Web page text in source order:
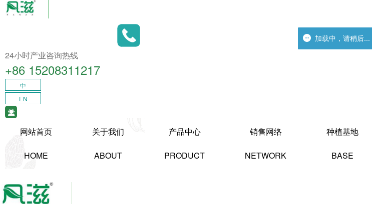
24小时产业咨询热线
+86 15208311217​
中
EN
网站首页
HOME
关于我们
ABOUT
产品中心
PRODUCT
销售网络
NETWORK
种植基地
BASE
加载中，请稍后...
加载中，请稍后...